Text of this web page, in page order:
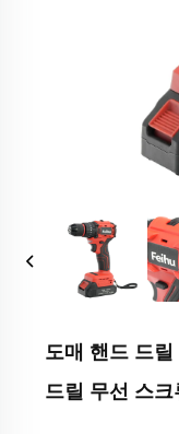
도매 핸드 드
드릴 무선 스